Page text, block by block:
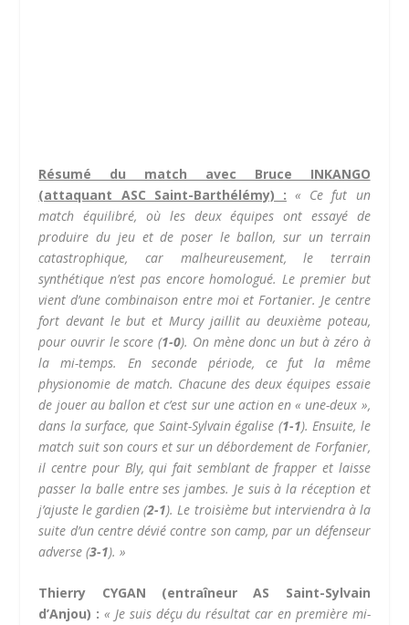
Résumé du match avec Bruce INKANGO
(attaquant ASC Saint-Barthélémy) : « Ce fut un
match équilibré, où les deux équipes ont essayé de
produire du jeu et de poser le ballon, sur un terrain
catastrophique, car malheureusement, le terrain
synthétique n’est pas encore homologué. Le premier but
vient d’une combinaison entre moi et Fortanier. Je centre
fort devant le but et Murcy jaillit au deuxième poteau,
pour ouvrir le score (1-0). On mène donc un but à zéro à
la mi-temps. En seconde période, ce fut la même
physionomie de match. Chacune des deux équipes essaie
de jouer au ballon et c’est sur une action en « une-deux »,
dans la surface, que Saint-Sylvain égalise (1-1). Ensuite, le
match suit son cours et sur un débordement de Forfanier,
il centre pour Bly, qui fait semblant de frapper et laisse
passer la balle entre ses jambes. Je suis à la réception et
j’ajuste le gardien (2-1). Le troisième but interviendra à la
suite d’un centre dévié contre son camp, par un défenseur
adverse (3-1). »
Thierry CYGAN (entraîneur AS Saint-Sylvain
d’Anjou) : « Je suis déçu du résultat car en première mi-